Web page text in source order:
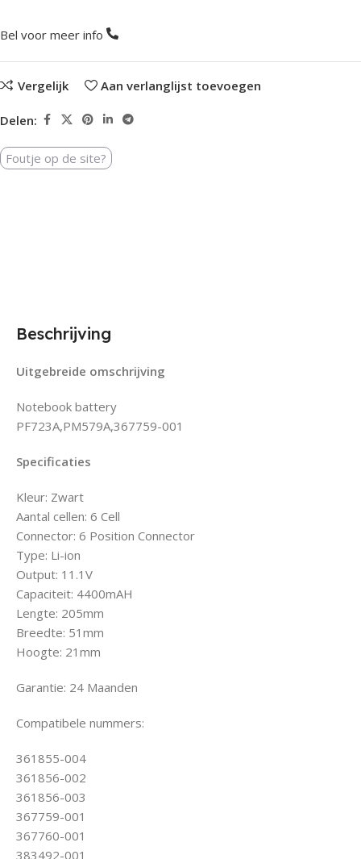
Bel voor meer info
Vergelijk Aan verlanglijst toevoegen
Delen:
Foutje op de site?
Beschrijving
Uitgebreide omschrijving
Notebook battery
PF723A,PM579A,367759-001
Specificaties
Kleur: Zwart
Aantal cellen: 6 Cell
Connector: 6 Position Connector
Type: Li-ion
Output: 11.1V
Capaciteit: 4400mAH
Lengte: 205mm
Breedte: 51mm
Hoogte: 21mm
Garantie: 24 Maanden
Compatibele nummers:
361855-004
361856-002
361856-003
367759-001
367760-001
383492-001